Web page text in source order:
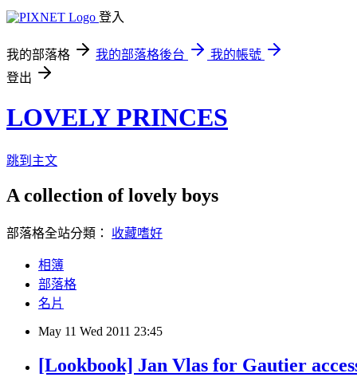
登入
我的部落格 我的部落格後台
我的帳號
登出
LOVELY PRINCES
跳到主文
A collection of lovely boys
部落格全站分類： 收藏嗜好
相簿
部落格
名片
May 11 Wed 2011 23:45
[Lookbook] Jan Vlas for Gautier